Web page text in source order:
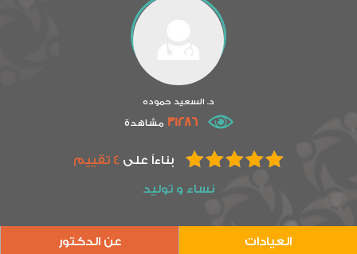
د. السعيد حموده
31286 مشاهدة
بناءاً على 4 تقييم
نساء و توليد
العيادات عن الدكتور